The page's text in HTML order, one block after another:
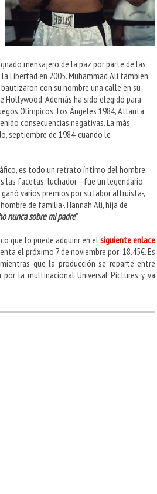
mensajero de la paz por parte de las
Libertad en 2005. Muhammad Ali también
con su nombre una calle en su
Además ha sido elegido para
Olímpicos: Los Ángeles 1984, Atlanta
consecuencias negativas. La más
septiembre de 1984, cuando le
es todo un retrato íntimo del hombre
las facetas: luchador –fue un legendario
varios premios por su labor altruista-,
de familia-.Hannah Ali, hija de
nunca sobre mi padre”.
que lo puede adquirir en elsiguiente enlace
el próximo 7 de noviembre por 18.45€. Es
que la producción se reparte entre
la multinacional Universal Pictures y va